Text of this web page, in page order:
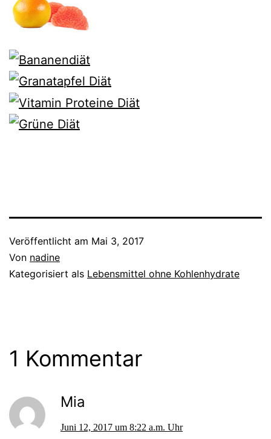
Veröffentlicht am Mai 3, 2017
Von nadine
Kategorisiert als Lebensmittel ohne Kohlenhydrate
1 Kommentar
Mia
Juni 12, 2017 um 8:22 a.m. Uhr